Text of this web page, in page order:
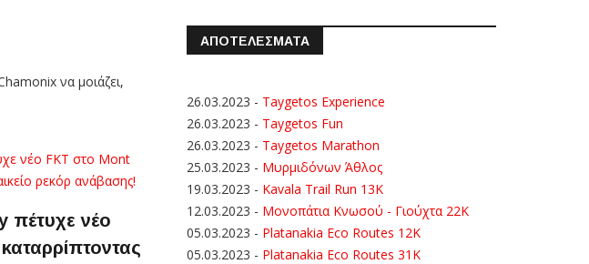
να μοιάζει,
πέτυχε νέο
ΑΠΟΤΕΛΕΣΜΑΤΑ
26.03.2023 - Taygetos Experience
26.03.2023 - Taygetos Fun
26.03.2023 - Taygetos Marathon
25.03.2023 - Μυρμιδόνων Άθλος
19.03.2023 - Kavala Trail Run 13K
12.03.2023 - Μονοπάτια Κνωσού - Γιούχτα 22Κ
05.03.2023 - Platanakia Eco Routes 12K
05.03.2023 - Platanakia Eco Routes 31K